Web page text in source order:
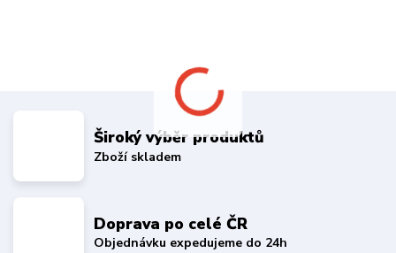
Široký výběr produktů
Zboží skladem
Doprava po celé ČR
Objednávku expedujeme do 24h